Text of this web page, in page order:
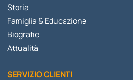
Storia
Famiglia & Educazione
Biografie
Attualità
SERVIZIO CLIENTI